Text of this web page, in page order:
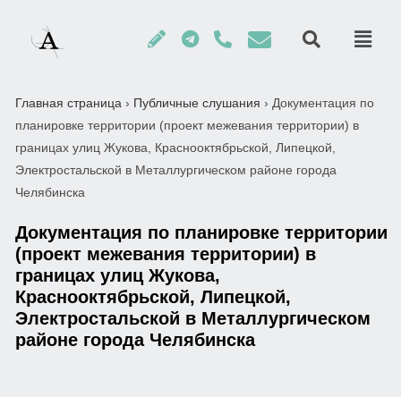
Главная страница › Публичные слушания › Документация по
планировке территории (проект межевания территории) в
границах улиц Жукова, Краснооктябрьской, Липецкой,
Электростальской в Металлургическом районе города
Челябинска
Документация по планировке территории
(проект межевания территории) в
границах улиц Жукова,
Краснооктябрьской, Липецкой,
Электростальской в Металлургическом
районе города Челябинска